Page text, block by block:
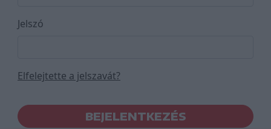
Jelszó
Elfelejtette a jelszavát?
BEJELENTKEZÉS